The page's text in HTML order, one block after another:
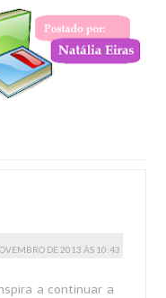
DE 2013 ÀS 10:43
a continuar a